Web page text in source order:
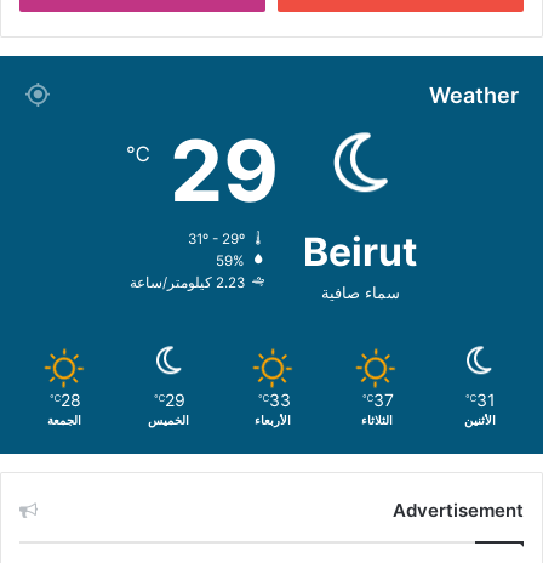
Weather
Beirut
سماء صافية
29
℃
59%
2.23 كيلومتر/ساعة
31
℃
الأثنين
37
℃
الثلاثاء
33
℃
الأربعاء
29
℃
الخميس
28
℃
الجمعة
Advertisement